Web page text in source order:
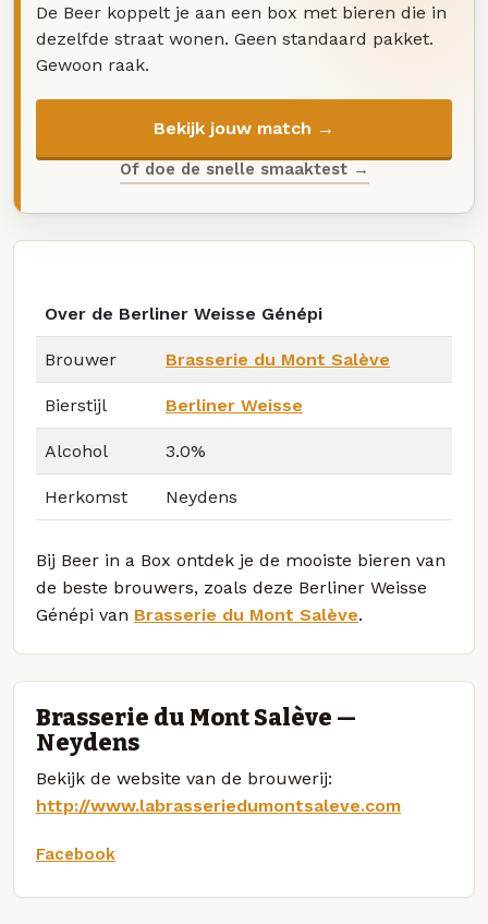
De Beer koppelt je aan een box met bieren die in
dezelfde straat wonen. Geen standaard pakket.
Gewoon raak.
Bekijk jouw match →
Of doe de snelle smaaktest →
Over de Berliner Weisse Génépi
Brouwer Brasserie du Mont Salève
Bierstijl Berliner Weisse
Alcohol 3.0%
Herkomst Neydens
Bij Beer in a Box ontdek je de mooiste bieren van
de beste brouwers, zoals deze Berliner Weisse
Génépi van Brasserie du Mont Salève.
Brasserie du Mont Salève —
Neydens
Bekijk de website van de brouwerij:
http://www.labrasseriedumontsaleve.com
Facebook